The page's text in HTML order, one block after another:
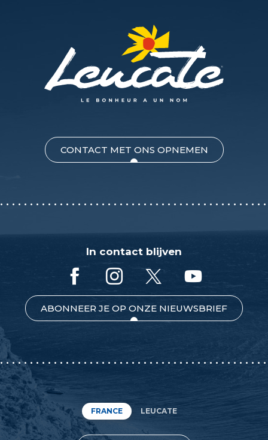
CONTACT MET ONS OPNEMEN
In contact blijven
ABONNEER JE OP ONZE NIEUWSBRIEF
FRANCE LEUCATE